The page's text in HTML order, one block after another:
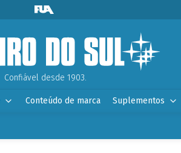
Confiável desde 1903.
Conteúdo de marca Suplementos